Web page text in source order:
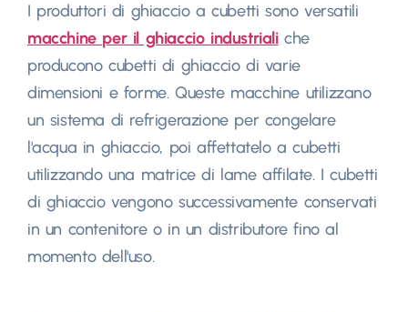
I produttori di ghiaccio a cubetti sono versatili
macchine per il ghiaccio industrialiche
producono cubetti di ghiaccio di varie
dimensioni e forme. Queste macchine utilizzano
un sistema di refrigerazione per congelare
l'acqua in ghiaccio, poi affettatelo a cubetti
utilizzando una matrice di lame affilate. I cubetti
di ghiaccio vengono successivamente conservati
in un contenitore o in un distributore fino al
momento dell'uso.